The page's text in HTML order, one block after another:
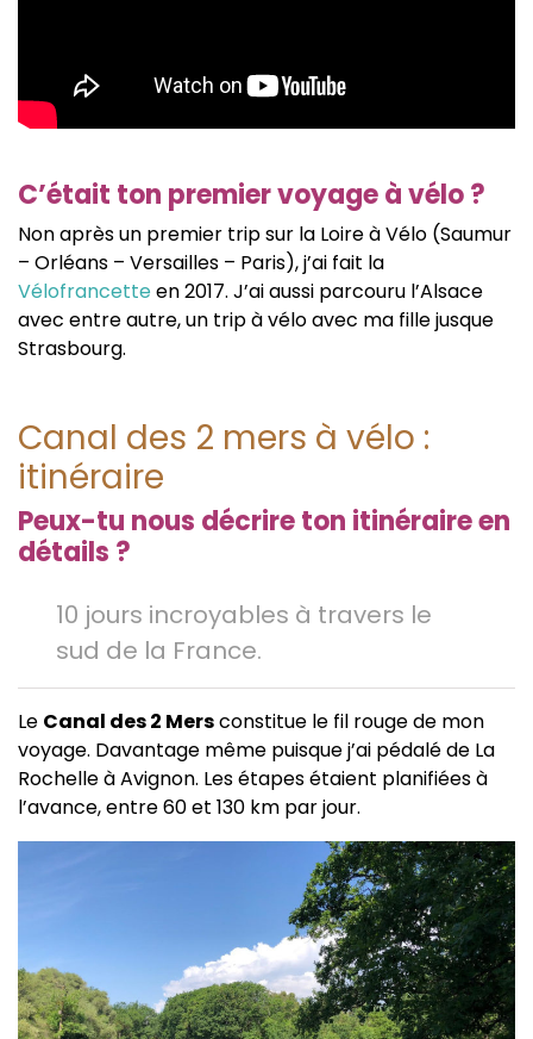
C’était ton premier voyage à vélo ?
Non après un premier trip sur la Loire à Vélo (Saumur
– Orléans – Versailles – Paris), j’ai fait la
Vélofrancetteen 2017. J’ai aussi parcouru l’Alsace
avec entre autre, un trip à vélo avec ma fille jusque
Strasbourg.
Canal des 2 mers à vélo :
itinéraire
Peux-tu nous décrire ton itinéraire en
détails ?
10 jours incroyables à travers le
sud de la France.
Le Canal des 2 Mersconstitue le fil rouge de mon
voyage. Davantage même puisque j’ai pédalé de La
Rochelle à Avignon. Les étapes étaient planifiées à
l’avance, entre 60 et 130 km par jour.